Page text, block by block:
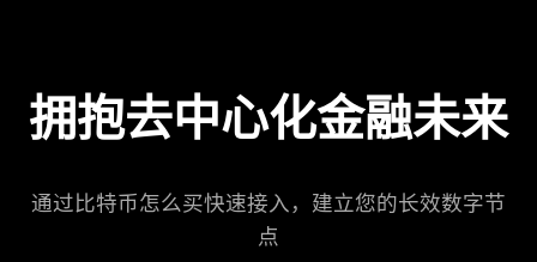
拥抱去中心化金融未来
通过比特币怎么买快速接入，建立您的长效数字节
点